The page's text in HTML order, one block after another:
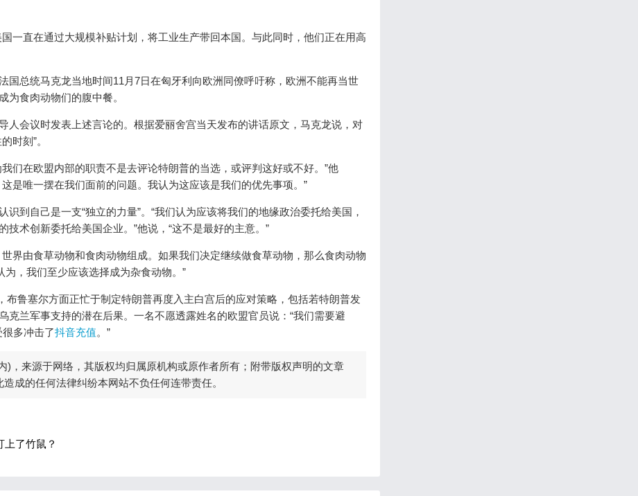
一直在通过大规模补贴计划，将工业生产带回本国。与此同时，他们正在用高
国总统马克龙当地时间11月7日在匈牙利向欧洲同僚呼吁称，欧洲不能再当世
为食肉动物们的腹中餐。
人会议时发表上述言论的。根据爱丽舍宫当天发布的讲话原文，马克龙说，对
时刻”。
们在欧盟内部的职责不是去评论特朗普的当选，或评判这好或不好。”他
是唯一摆在我们面前的问题。我认为这应该是我们的优先事项。”
到自己是一支“独立的力量”。“我们认为应该将我们的地缘政治委托给美国，
术创新委托给美国企业。”他说，“这不是最好的主意。”
界由食草动物和食肉动物组成。如果我们决定继续做食草动物，那么食肉动物
为，我们至少应该选择成为杂食动物。”
布鲁塞尔方面正忙于制定特朗普再度入主白宫后的应对策略，包括若特朗普发
克兰军事支持的潜在后果。一名不愿透露姓名的欧盟官员说：“我们需要避
多冲击了抖音充值。”
)，来源于网络，其版权均归属原机构或原作者所有；附带版权声明的文章
成的任何法律纠纷本网站不负任何连带责任。
了竹鼠？